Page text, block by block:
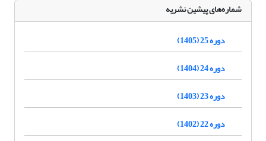
شماره‌های پیشین نشریه
دوره 25 (1405)
دوره 24 (1404)
دوره 23 (1403)
دوره 22 (1402)